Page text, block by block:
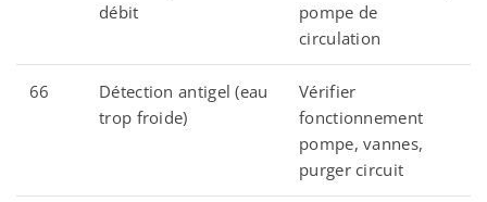
débit
pompe de
circulation
66
Détection antigel (eau
trop froide)
Vérifier
fonctionnement
pompe, vannes,
purger circuit